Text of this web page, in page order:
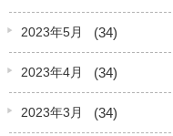
2023年5月 (34)
2023年4月 (34)
2023年3月 (34)